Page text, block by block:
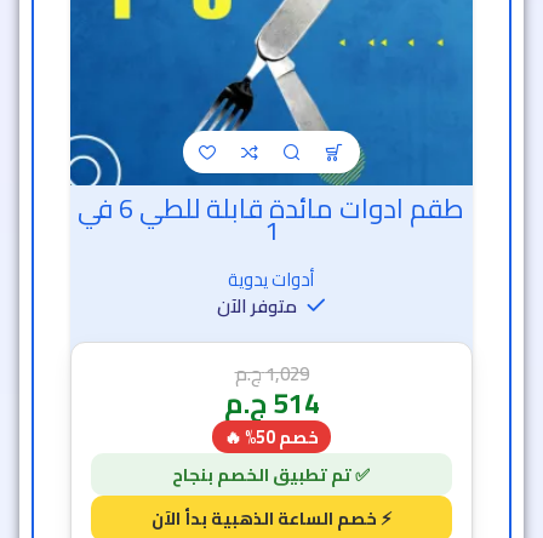
أدوات يدوية
متوفر الآن
1,029
ج.م
514ج.م
خصم 50% 🔥
36 دقيقة و 33 ثانية
1
7